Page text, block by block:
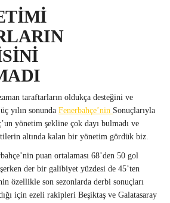
taraftarların oldukça desteğini ve
yılın sonunda Fenerbahçe’nin Sonuçlarıyla
yönetim şekline çok dayı bulmadı ve
altında kalan bir yönetim gördük biz.
puan ortalaması 68’den 50 gol
der bir galibiyet yüzdesi de 45’ten
özellikle son sezonlarda derbi sonuçları
için ezeli rakipleri Beşiktaş ve Galatasaray